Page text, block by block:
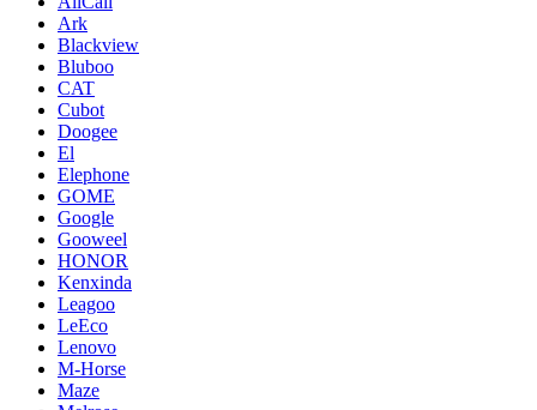
Ark
Blackview
Bluboo
CAT
Cubot
Doogee
El
Elephone
GOME
Google
Gooweel
HONOR
Kenxinda
Leagoo
LeEco
Lenovo
M-Horse
Maze